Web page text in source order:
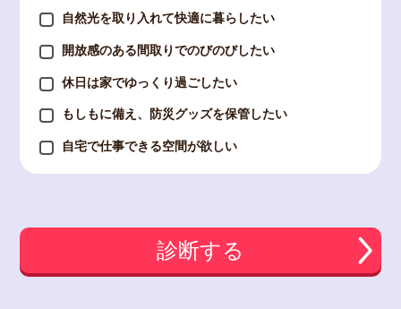
自然光を取り入れて快適に暮らしたい
開放感のある間取りでのびのびしたい
休日は家でゆっくり過ごしたい
もしもに備え、防災グッズを保管したい
自宅で仕事できる空間が欲しい
診断する